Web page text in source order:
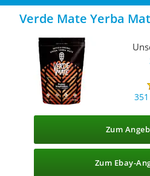
Verde Mate Yerba
Zum
Zum Ebay-